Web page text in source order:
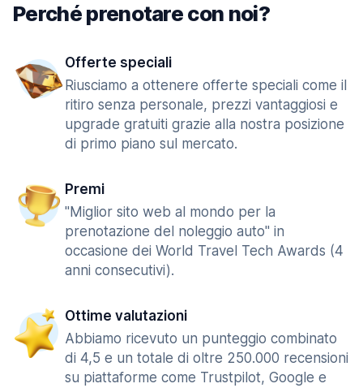
Perché prenotare con noi?
Offerte speciali
Riusciamo a ottenere offerte speciali come il
ritiro senza personale, prezzi vantaggiosi e
upgrade gratuiti grazie alla nostra posizione
di primo piano sul mercato.
Premi
"Miglior sito web al mondo per la
prenotazione del noleggio auto" in
occasione dei World Travel Tech Awards (4
anni consecutivi).
Ottime valutazioni
Abbiamo ricevuto un punteggio combinato
di 4,5 e un totale di oltre 250.000 recensioni
su piattaforme come Trustpilot, Google e